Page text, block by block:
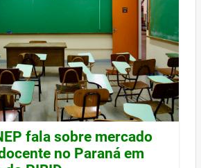
fala sobre mercado
no Paraná em